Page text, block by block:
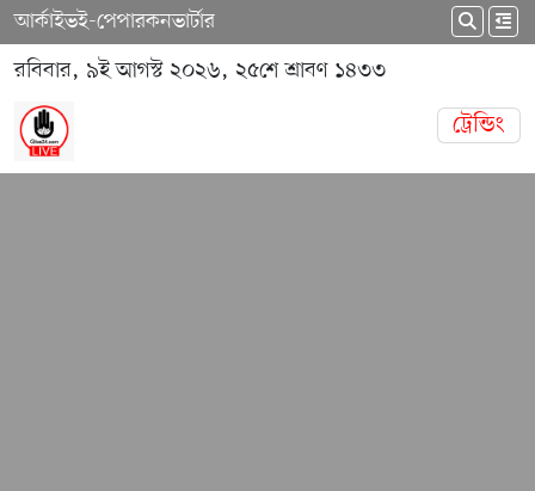
আর্কাইভই-পেপারকনভার্টার
রবিবার, ৯ই আগস্ট ২০২৬, ২৫শে শ্রাবণ ১৪৩৩
ট্রেন্ডিং